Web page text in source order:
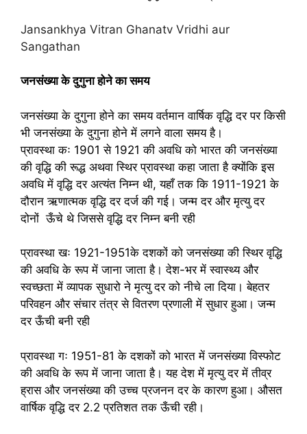
Jansankhya Vitran Ghanatv Vridhi aur
Sangathan
जनसंख्या के दुगुना होने का समय
जनसंख्या के दुगुना होने का समय वर्तमान वार्षिक वृद्धि दर पर किसी
भी जनसंख्या के दुगुना होने में लगने वाला समय है।
प्रावस्था कः 1901 से 1921 की अवधि को भारत की जनसंख्या
की वृद्धि की रूद्ध अथवा स्थिर प्रावस्था कहा जाता है क्योंकि इस
अवधि में वृद्धि दर अत्यंत निम्न थी, यहाँ तक कि 1911-1921 के
दौरान ऋणात्मक वृद्धि दर दर्ज की गई। जन्म दर और मृत्यु दर
दोनों ऊँचे थे जिससे वृद्धि दर निम्न बनी रही
प्रावस्था खः 1921-1951के दशकों को जनसंख्या की स्थिर वृद्धि
की अवधि के रूप में जाना जाता है। देश-भर में स्वास्थ्य और
स्वच्छता में व्यापक सुधारो ने मृत्यु दर को नीचे ला दिया। बेहतर
परिवहन और संचार तंत्र से वितरण प्रणाली में सुधार हुआ। जन्म
दर ऊँची बनी रही
प्रावस्था गः 1951-81 के दशकों को भारत में जनसंख्या विस्फोट
की अवधि के रूप में जाना जाता है। यह देश में मृत्यु दर में तीव्र
ह्रास और जनसंख्या की उच्च प्रजनन दर के कारण हुआ। औसत
वार्षिक वृद्धि दर 2.2 प्रतिशत तक ऊँची रही।